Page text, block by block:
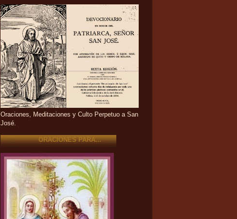
Oraciones, Meditaciones y Culto Perpetuo a San
José.
ORACIONES PARA...